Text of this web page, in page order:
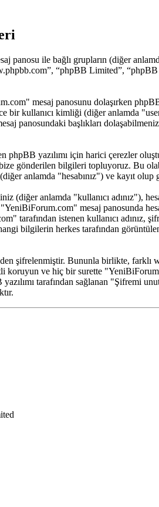
panosu ile bağlı grupların (diğer
“phpBB Limited”,
mesaj panosunu dolaşırken phpBB
bir kullanıcı kimliği (diğer anlamda
panosundaki başlıkları
yazılımı için harici çerezler
gönderilen bilgileri topluyoruz. Bu
anlamda "hesabınız") ve kayıt
(diğer anlamda "kullanıcı
mesaj panosunda
tarafından istenen kullanıcı
bilgilerin herkes tarafından
şifrelenmiştir. Bununla birlikte,
koruyun ve hiç bir surette
tarafından sağlanan "Şifremi